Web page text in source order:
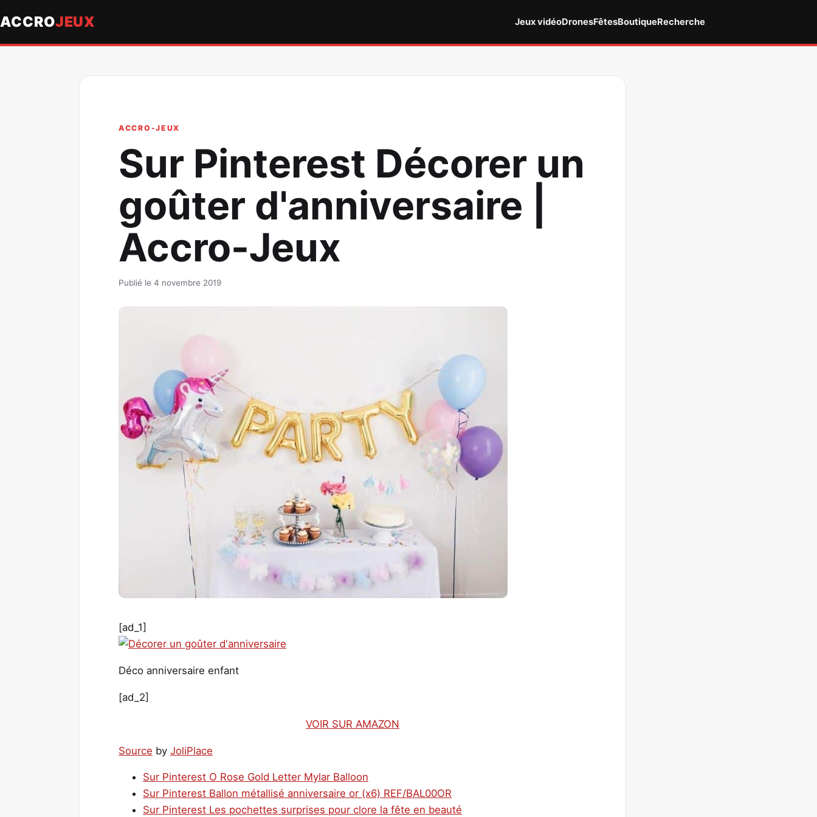
ACCROJEUX Jeux vidéoDronesFêtesBoutiqueRecherche
ACCRO-JEUX
Sur Pinterest Décorer un
goûter d'anniversaire |
Accro-Jeux
Publié le 4 novembre 2019
[ad_1]
Déco anniversaire enfant
[ad_2]
VOIR SUR AMAZON
Source by JoliPlace
Sur Pinterest O Rose Gold Letter Mylar Balloon
Sur Pinterest Ballon métallisé anniversaire or (x6) REF/BAL00OR
Sur Pinterest Les pochettes surprises pour clore la fête en beauté